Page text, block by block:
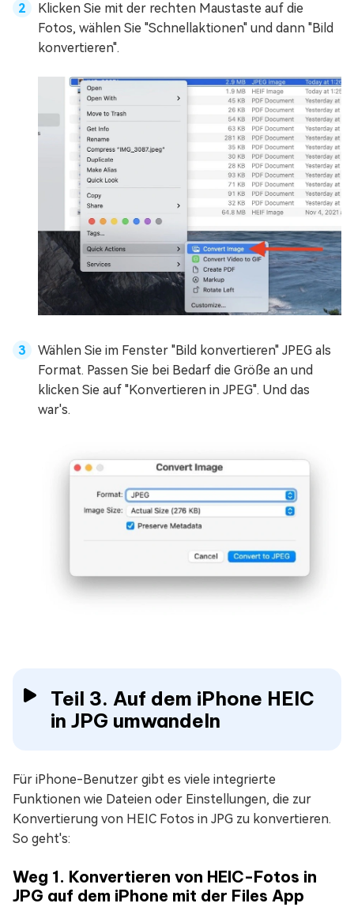
Klicken Sie mit der rechten Maustaste auf die
Fotos, wählen Sie "Schnellaktionen" und dann "Bild
konvertieren".
Wählen Sie im Fenster "Bild konvertieren" JPEG als
Format. Passen Sie bei Bedarf die Größe an und
klicken Sie auf "Konvertieren in JPEG". Und das
war's.
Teil 3. Auf dem iPhone HEIC
in JPG umwandeln
Für iPhone-Benutzer gibt es viele integrierte
Funktionen wie Dateien oder Einstellungen, die zur
Konvertierung von HEIC Fotos in JPG zu konvertieren.
So geht's:
Weg 1. Konvertieren von HEIC-Fotos in
JPG auf dem iPhone mit der Files App